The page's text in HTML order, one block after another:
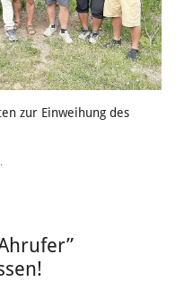
zur Einweihung des
.